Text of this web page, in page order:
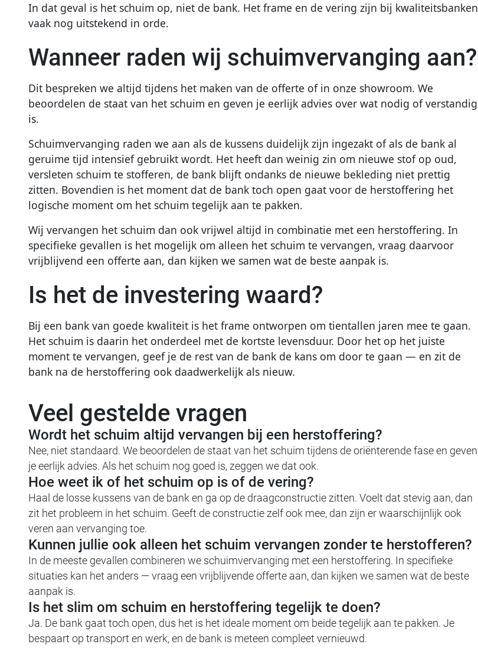
In dat geval is het schuim op, niet de bank. Het frame en de vering zijn bij kwaliteitsbanken
vaak nog uitstekend in orde.
Wanneer raden wij schuimvervanging aan?
Dit bespreken we altijd tijdens het maken van de offerte of in onze showroom. We
beoordelen de staat van het schuim en geven je eerlijk advies over wat nodig of verstandig
is.
Schuimvervanging raden we aan als de kussens duidelijk zijn ingezakt of als de bank al
geruime tijd intensief gebruikt wordt. Het heeft dan weinig zin om nieuwe stof op oud,
versleten schuim te stofferen, de bank blijft ondanks de nieuwe bekleding niet prettig
zitten. Bovendien is het moment dat de bank toch open gaat voor de herstoffering het
logische moment om het schuim tegelijk aan te pakken.
Wij vervangen het schuim dan ook vrijwel altijd in combinatie met een herstoffering. In
specifieke gevallen is het mogelijk om alleen het schuim te vervangen, vraag daarvoor
vrijblijvend een offerte aan, dan kijken we samen wat de beste aanpak is.
Is het de investering waard?
Bij een bank van goede kwaliteit is het frame ontworpen om tientallen jaren mee te gaan.
Het schuim is daarin het onderdeel met de kortste levensduur. Door het op het juiste
moment te vervangen, geef je de rest van de bank de kans om door te gaan — en zit de
bank na de herstoffering ook daadwerkelijk als nieuw.
Veel gestelde vragen
Wordt het schuim altijd vervangen bij een herstoffering?
Nee, niet standaard. We beoordelen de staat van het schuim tijdens de oriënterende fase en geven
je eerlijk advies. Als het schuim nog goed is, zeggen we dat ook.
Hoe weet ik of het schuim op is of de vering?
Haal de losse kussens van de bank en ga op de draagconstructie zitten. Voelt dat stevig aan, dan
zit het probleem in het schuim. Geeft de constructie zelf ook mee, dan zijn er waarschijnlijk ook
veren aan vervanging toe.
Kunnen jullie ook alleen het schuim vervangen zonder te herstofferen?
In de meeste gevallen combineren we schuimvervanging met een herstoffering. In specifieke
situaties kan het anders — vraag een vrijblijvende offerte aan, dan kijken we samen wat de beste
aanpak is.
Is het slim om schuim en herstoffering tegelijk te doen?
Ja. De bank gaat toch open, dus het is het ideale moment om beide tegelijk aan te pakken. Je
bespaart op transport en werk, en de bank is meteen compleet vernieuwd.